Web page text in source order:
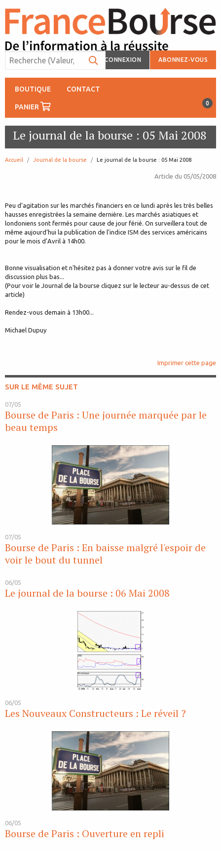
CONNEXION ABONNEZ-VOUS
BOUTIQUE CONTACT
PANIER 0
Le journal de la bourse : 05 Mai 2008
Accueil Journal de la bourse page:
Le journal de la bourse : 05 Mai 2008
Article du 05/05/2008
Peu d’agitation sur les marchés financiers en ce lundi après les très belles
hausses enregistrées la semaine dernière. Les marchés asiatiques et
londoniens sont fermés pour cause de jour férié. On surveillera tout de
même aujourd’hui la publication de l’indice ISM des services américains
pour le mois d’Avril à 14h00.
Bonne visualisation et n'hésitez pas à donner votre avis sur le fil de
discussion plus bas...
(Pour voir le Journal de la bourse cliquez sur le lecteur au-dessus de cet
article)
Rendez-vous demain à 13h00...
Michael Dupuy
Imprimer cette page
SUR LE MÊME SUJET
07/05
Bourse de Paris : Une journée marquée par le
beau temps
07/05
Bourse de Paris : En baisse malgré l'espoir de
voir le bout du tunnel
06/05
Le journal de la bourse : 06 Mai 2008
06/05
Les Nouveaux Constructeurs : Le réveil ?
06/05
Bourse de Paris : Ouverture en repli